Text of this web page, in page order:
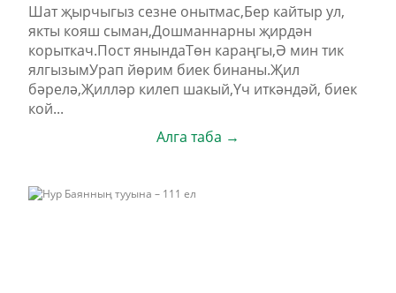
Шат җырчыгыз сезне онытмас,Бер кайтыр ул,
якты кояш сыман,Дошманнарны җирдән
корыткач.Пост янындаТөн караңгы,Ә мин тик
ялгызымУрап йөрим биек бинаны.Җил
бәрелә,Җилләр килеп шакый,Үч иткәндәй, биек
кой...
Алга таба →